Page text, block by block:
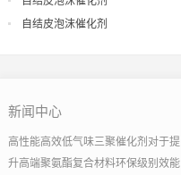
自结皮泡沫催化剂
新闻中心
高性能高效低气味三聚催化剂对于提
升高端聚氨酯复合材料环保级别效能